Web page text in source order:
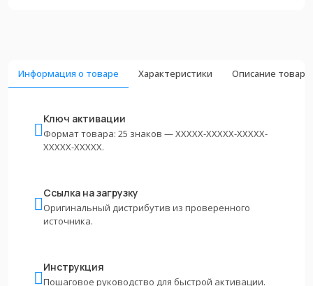
Информация о товаре Характеристики Описание товара
Ключ активации
Формат товара: 25 знаков — XXXXX-XXXXX-XXXXX-
XXXXX-XXXXX.
Ссылка на загрузку
Оригинальный дистрибутив из проверенного
источника.
Инструкция
Пошаговое руководство для быстрой активации.